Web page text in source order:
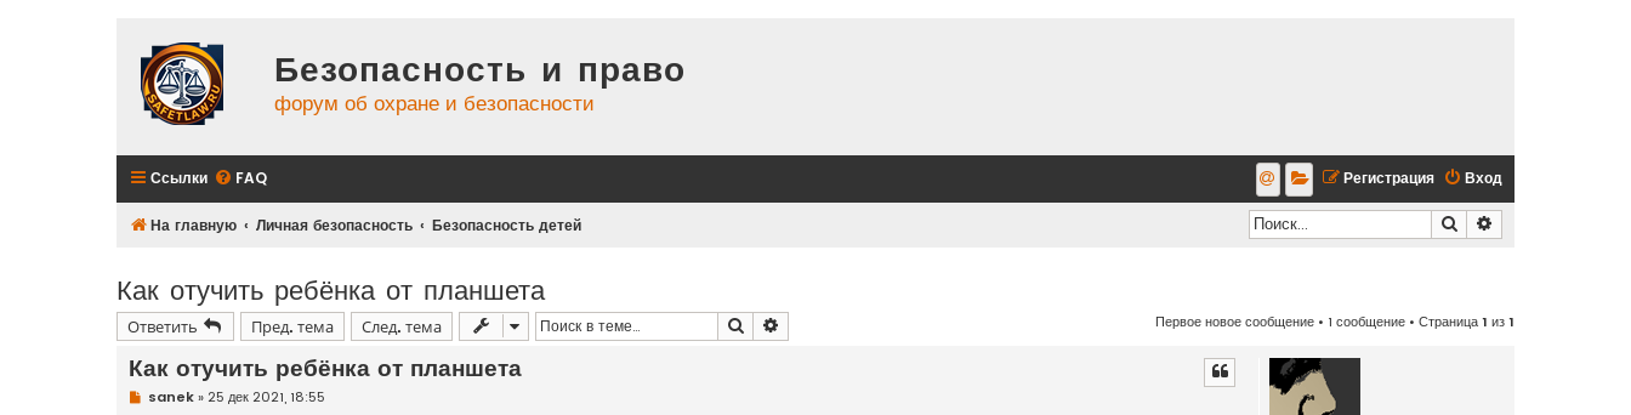
Безопасность и право
форум об охране и безопасности
Ссылки FAQ Вход
Регистрация
На главную Личная безопасность Безопасность детей Поиск
Как отучить ребёнка от планшета
Ответить Пред. тема След. тема Поиск Первое новое сообщение • 1 сообщение • Страница1 из1
Как отучить ребёнка от планшета
Нsanek» 25 дек 2021, 18:55